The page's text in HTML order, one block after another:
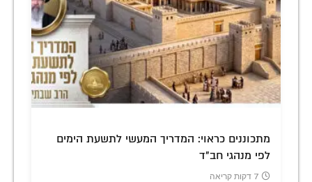
מתכוננים כראוי: המדריך המעשי לתשעת הימים
לפי מנהגי חב"ד
7 דקות קריאה